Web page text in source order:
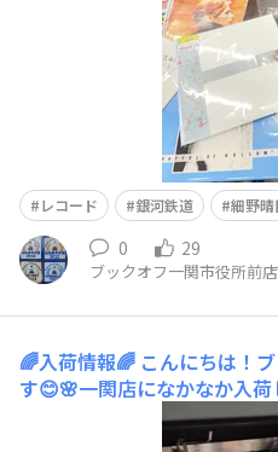
レコード 銀河鉄道 細野晴
0 29
ブックオフ一関市役所前店
🌈入荷情報🌈 こんにちは！
す😊🌸一関店になかなか入
ブのグッズが入荷しました
ましたご覧ください🤗✨